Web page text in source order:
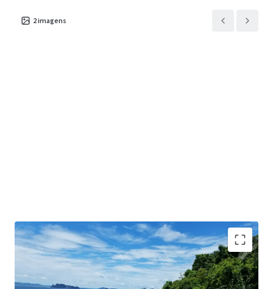
2imagens
Land Area : 7-1-10 rai or 11,640 sq.m.